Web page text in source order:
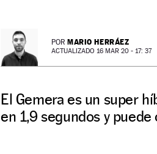
POR MARIO HERRÁEZ
ACTUALIZADO 16 MAR 20 - 17: 37
El Gemera es un super
en 1,9 segundos y